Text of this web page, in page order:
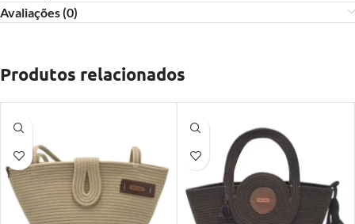
Avaliações (0)
Produtos relacionados